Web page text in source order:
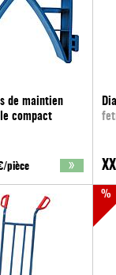
de maintien
compact
pièce
%